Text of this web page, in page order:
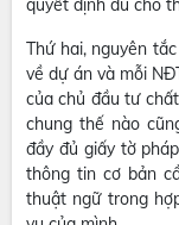
Thứ hai, nguyên
về dự án và mỗi
của chủ đầu tư
chung thế nào
đầy đủ giấy tờ
thông tin cơ bản
thuật ngữ trong